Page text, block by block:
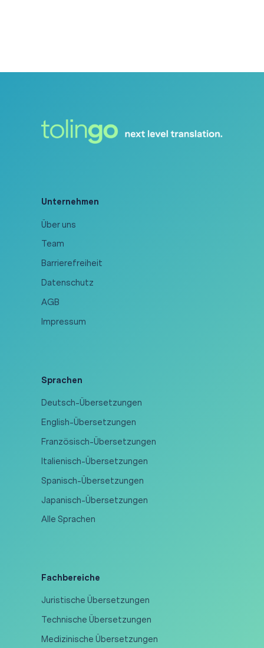
Unternehmen
Über uns
Team
Barrierefreiheit
Datenschutz
AGB
Impressum
Sprachen
Deutsch-Übersetzungen
English-Übersetzungen
Französisch-Übersetzungen
Italienisch-Übersetzungen
Spanisch-Übersetzungen
Japanisch-Übersetzungen
Alle Sprachen
Fachbereiche
Juristische Übersetzungen
Technische Übersetzungen
Medizinische Übersetzungen